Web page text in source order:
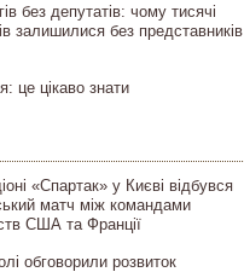
без депутатів: чому тисячі
залишилися без представників
це цікаво знати
«Спартак» у Києві відбувся
матч між командами
США та Франції
обговорили розвиток